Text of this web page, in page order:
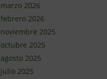
marzo 2026
febrero 2026
noviembre 2025
octubre 2025
agosto 2025
julio 2025